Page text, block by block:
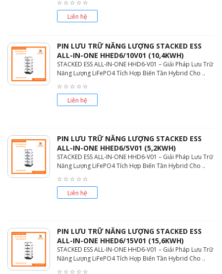
Liên hệ
PIN LƯU TRỮ NĂNG LƯỢNG STACKED ESS
ALL-IN-ONE HHED6/10V01 (10,4KWH)
STACKED ESS ALL-IN-ONE HHD6-V01 – Giải Pháp Lưu Trữ
Năng Lượng LiFePO4 Tích Hợp Biến Tần Hybrid Cho ..
Liên hệ
PIN LƯU TRỮ NĂNG LƯỢNG STACKED ESS
ALL-IN-ONE HHED6/5V01 (5,2KWH)
STACKED ESS ALL-IN-ONE HHD6-V01 – Giải Pháp Lưu Trữ
Năng Lượng LiFePO4 Tích Hợp Biến Tần Hybrid Cho ..
Liên hệ
PIN LƯU TRỮ NĂNG LƯỢNG STACKED ESS
ALL-IN-ONE HHED6/15V01 (15,6KWH)
STACKED ESS ALL-IN-ONE HHD6-V01 – Giải Pháp Lưu Trữ
Năng Lượng LiFePO4 Tích Hợp Biến Tần Hybrid Cho ..